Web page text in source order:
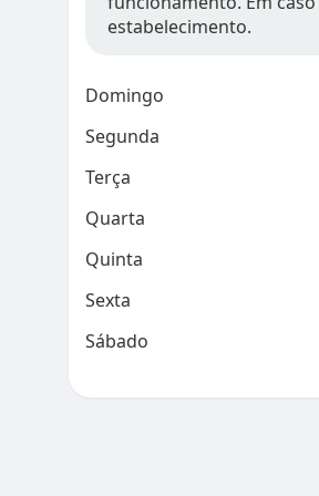
estabelecimento.
Domingo
Segunda
Terça
Quarta
Quinta
Sexta
Sábado